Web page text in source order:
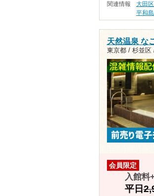
関連情報 大田
平和
天然温泉 な
東京都 / 杉並区
会員限定
入館料
平日